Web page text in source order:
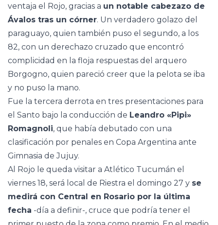
ventaja el Rojo, gracias a un notable cabezazo de
Ávalos tras un córner. Un verdadero golazo del
paraguayo, quien también puso el segundo, a los
82, con un derechazo cruzado que encontró
complicidad en la floja respuestas del arquero
Borgogno, quien pareció creer que la pelota se iba
y no puso la mano.
Fue la tercera derrota en tres presentaciones para
el Santo bajo la conducción de Leandro «Pipi»
Romagnoli, que había debutado con una
clasificación por penales en Copa Argentina ante
Gimnasia de Jujuy.
Al Rojo le queda visitar a Atlético Tucumán el
viernes 18, será local de Riestra el domingo 27 y se
medirá con Central en Rosario por la última
fecha -día a definir-, cruce que podría tener el